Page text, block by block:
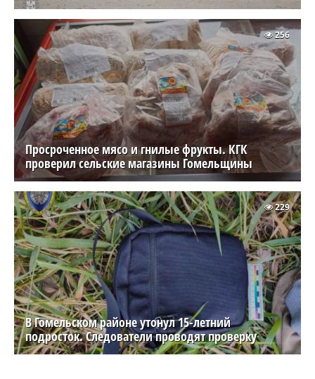
Просроченное мясо и гнилые фрукты. КГК
проверил сельские магазины Гомельщины
256
В Гомельском районе утонул 15-летний
подросток. Следователи проводят проверку
229